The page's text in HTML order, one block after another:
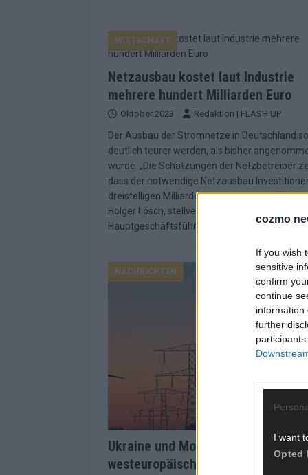
cozmo
If you wish
sensitive
confirm
continue
information
further
I want
Opted
WIRTSCHAFT
Netzausbau kostet laut Industrie
mehrere hundert Milliarden Euro
Oktober 2023 Redaktion | FLASH UP
Der Ausbau der Stromnetze in Deutschland soll
deutlich teurer werden, als bisher
wurde. „Die Schätzungen der Netzbetreiber
dass der notwendige Netzausbau
dreistelligen Milliardenbereich erfordert“,
Holger Lösch, stellvertretender
Hauptgeschäftsführer des Bundesverbandes
NACHRICHTEN
Ukraine und Moldau an
westeuropäisches Stromnetz